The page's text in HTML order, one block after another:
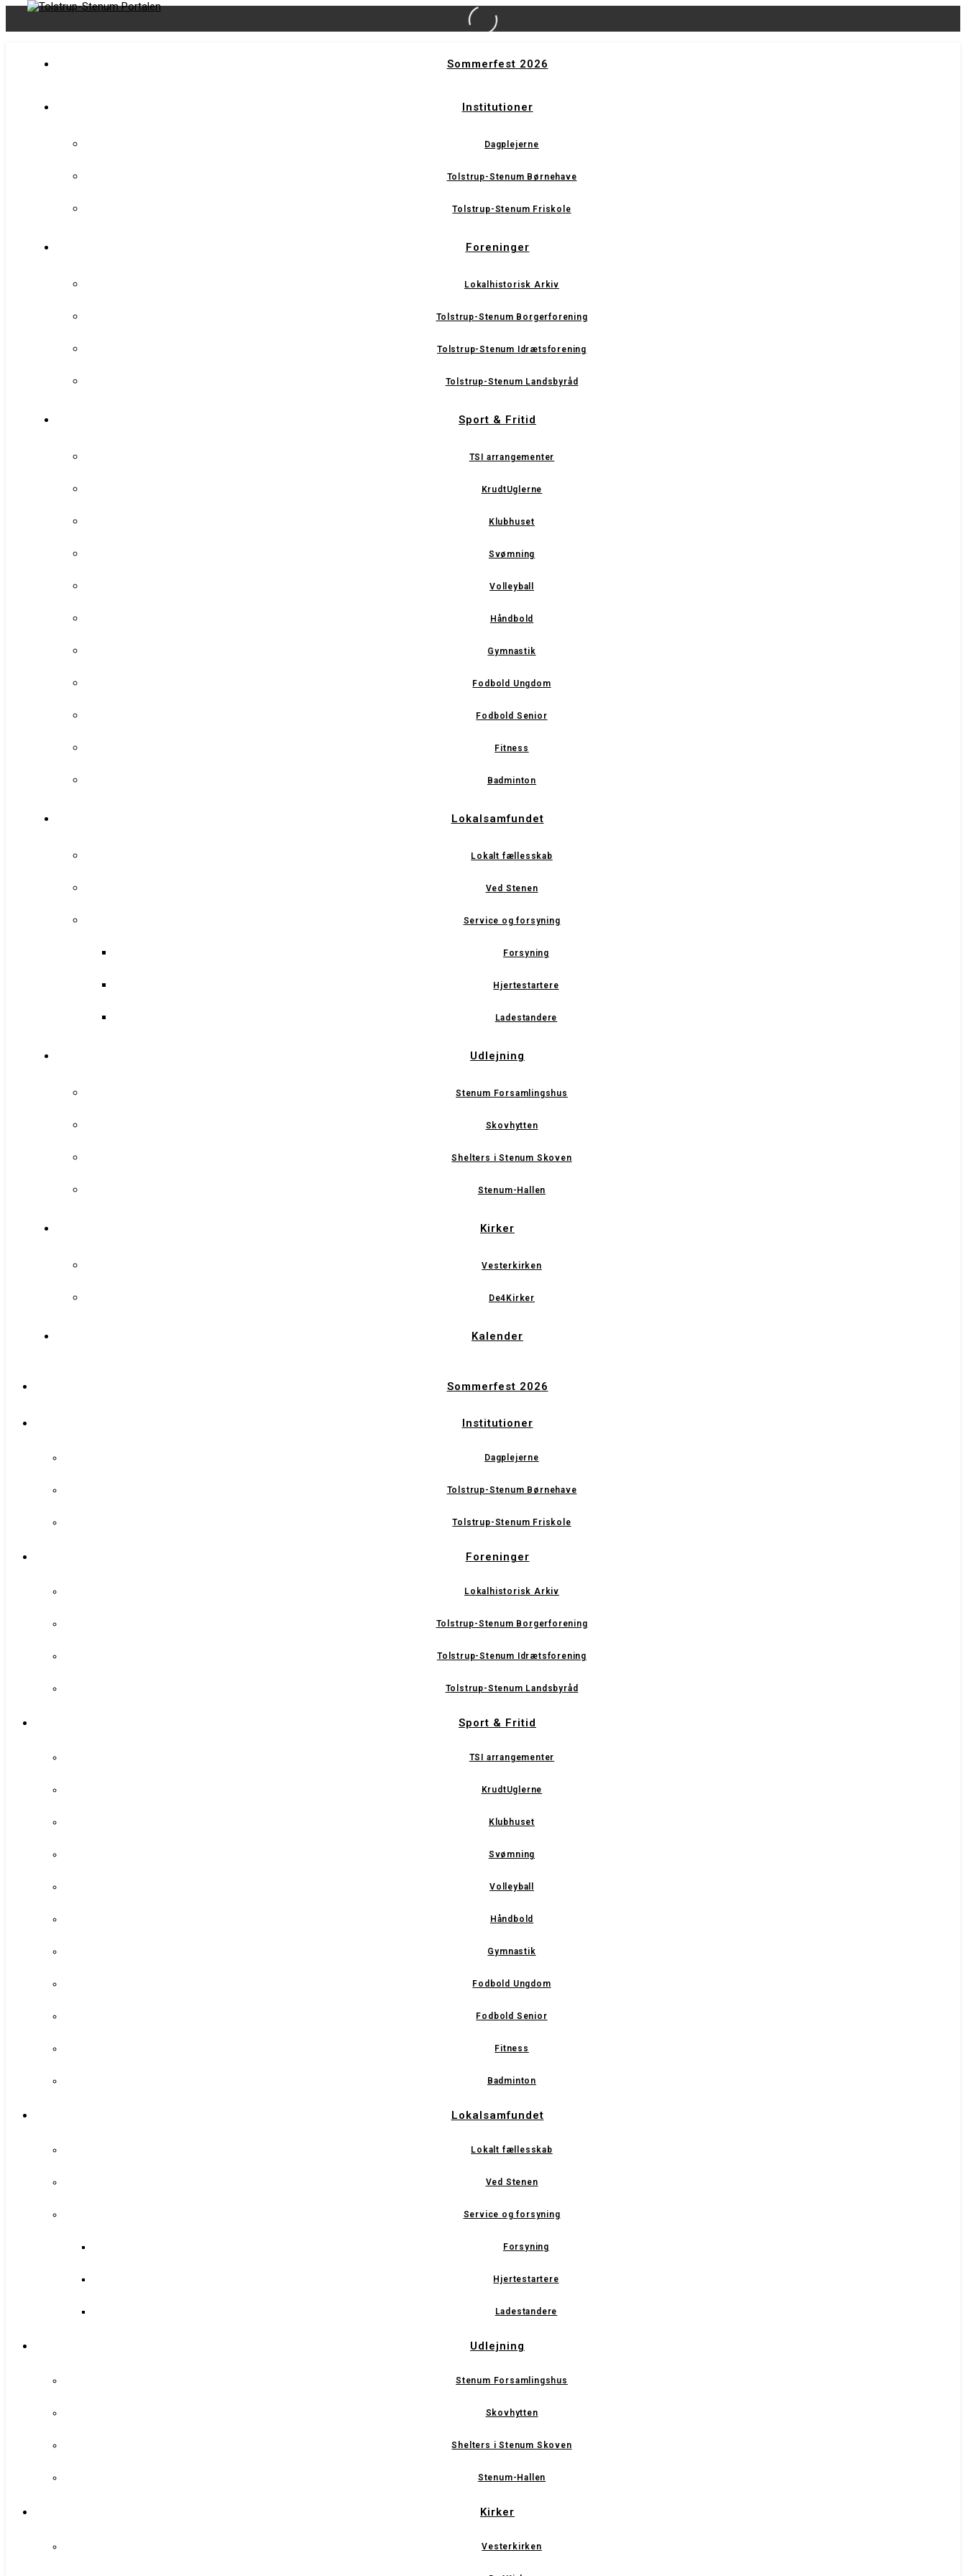
Sommerfest 2026
Institutioner
Dagplejerne
Tolstrup-Stenum Børnehave
Tolstrup-Stenum Friskole
Foreninger
Lokalhistorisk Arkiv
Tolstrup-Stenum Borgerforening
Tolstrup-Stenum Idrætsforening
Tolstrup-Stenum Landsbyråd
Sport & Fritid
TSI arrangementer
KrudtUglerne
Klubhuset
Svømning
Volleyball
Håndbold
Gymnastik
Fodbold Ungdom
Fodbold Senior
Fitness
Badminton
Lokalsamfundet
Lokalt fællesskab
Ved Stenen
Service og forsyning
Forsyning
Hjertestartere
Ladestandere
Udlejning
Stenum Forsamlingshus
Skovhytten
Shelters i Stenum Skoven
Stenum-Hallen
Kirker
Vesterkirken
De4Kirker
Kalender
Sommerfest 2026
Institutioner
Dagplejerne
Tolstrup-Stenum Børnehave
Tolstrup-Stenum Friskole
Foreninger
Lokalhistorisk Arkiv
Tolstrup-Stenum Borgerforening
Tolstrup-Stenum Idrætsforening
Tolstrup-Stenum Landsbyråd
Sport & Fritid
TSI arrangementer
KrudtUglerne
Klubhuset
Svømning
Volleyball
Håndbold
Gymnastik
Fodbold Ungdom
Fodbold Senior
Fitness
Badminton
Lokalsamfundet
Lokalt fællesskab
Ved Stenen
Service og forsyning
Forsyning
Hjertestartere
Ladestandere
Udlejning
Stenum Forsamlingshus
Skovhytten
Shelters i Stenum Skoven
Stenum-Hallen
Kirker
Vesterkirken